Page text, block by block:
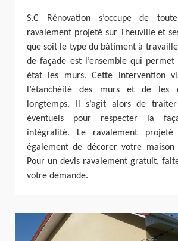
S.C Rénovation s’occupe de
ravalement projeté sur Theuville et
que soit le type du bâtiment à
de façade est l’ensemble qui
état les murs. Cette intervention
l’étanchéité des murs et de les
longtemps. Il s’agit alors de
éventuels pour respecter la
intégralité. Le ravalement projeté
également de décorer votre maison
Pour un devis ravalement gratuit,
votre demande.